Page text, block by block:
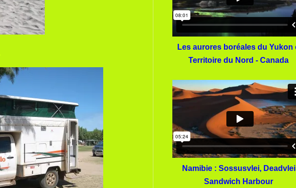
Les aurores boréales du Yukon
Territoire du Nord - Canada
Namibie : Sossusvlei,
Sandwich Harbour